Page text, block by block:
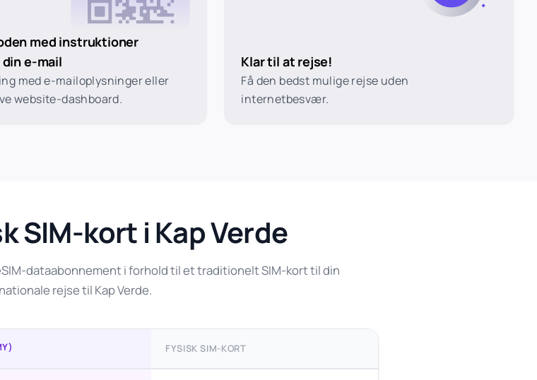
med instruktioner
e-mail
med e-mailoplysninger eller
website-dashboard.
Klar til at rejse!
Få den bedst mulige rejse uden
internetbesvær.
SIM-kort i Kap Verde
dataabonnement i forhold til et traditionelt SIM-kort til din
rejse til Kap Verde.
FYSISK SIM-KORT